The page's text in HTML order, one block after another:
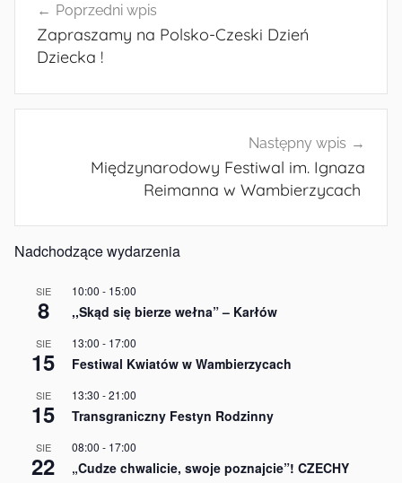
wpisuPoprzedni wpis
Zapraszamy na Polsko-Czeski Dzień
Dziecka !
Następny wpis
Międzynarodowy Festiwal im. Ignaza
Reimanna w Wambierzycach
Nadchodzące wydarzenia
SIE
8
10:00 - 15:00
,,Skąd się bierze wełna” – Karłów
SIE
15
13:00 - 17:00
Festiwal Kwiatów w Wambierzycach
SIE
15
13:30 -21:00
Transgraniczny Festyn Rodzinny
SIE
22
08:00 - 17:00
„Cudze chwalicie, swoje poznajcie”! CZECHY